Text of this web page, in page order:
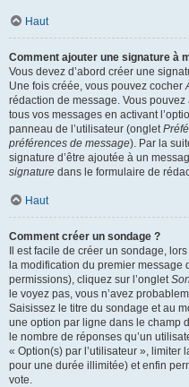
Haut
Comment ajouter une signature à
Vous devez d’abord créer une
Une fois créée, vous pouvez cocher
rédaction de message. Vous
tous vos messages en activant
panneau de l’utilisateur (onglet
préférences de message). Par la
signature d’être ajoutée à un
signature dans le formulaire de
Haut
Comment créer un sondage ?
Il est facile de créer un sondage,
la modification du premier message
permissions), cliquez sur l’onglet
le voyez pas, vous n’avez
Saisissez le titre du sondage et au
une option par ligne dans le champ
le nombre de réponses qu’un
« Option(s) par l’utilisateur », limiter
pour une durée illimitée) et enfin
vote.